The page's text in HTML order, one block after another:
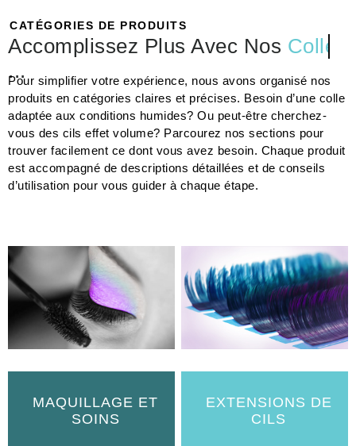
CATÉGORIES DE PRODUITS
Accomplissez Plus Avec Nos
Colles
Pour simplifier votre expérience, nous avons organisé nos
produits en catégories claires et précises. Besoin d’une colle
adaptée aux conditions humides? Ou peut-être cherchez-
vous des cils effet volume? Parcourez nos sections pour
trouver facilement ce dont vous avez besoin. Chaque produit
est accompagné de descriptions détaillées et de conseils
d’utilisation pour vous guider à chaque étape.
MAQUILLAGE ET
SOINS
EXTENSIONS DE
CILS